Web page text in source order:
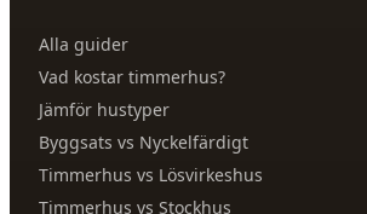
Alla guider
Vad kostar timmerhus?
Jämför hustyper
Byggsats vs Nyckelfärdigt
Timmerhus vs Lösvirkeshus
Timmerhus vs Stockhus